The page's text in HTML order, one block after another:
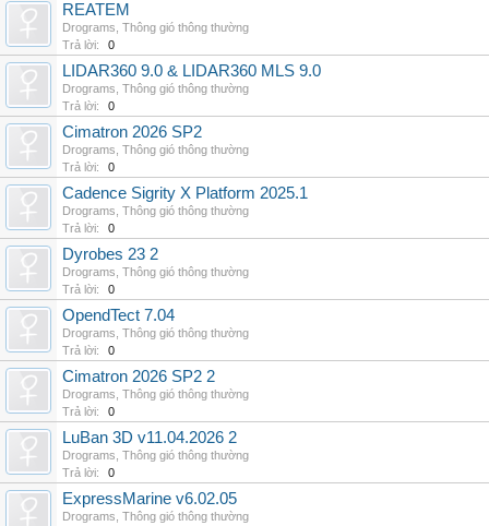
REATEM
Drograms Thông gió thông thường
Trả lời:
0
LIDAR360 9.0 & LIDAR360 MLS 9.0
Drograms Thông gió thông thường
Trả lời:
0
Cimatron 2026 SP2
Drograms Thông gió thông thường
Trả lời:
0
Cadence Sigrity X Platform 2025.1
Drograms Thông gió thông thường
Trả lời:
0
Dyrobes 23 2
Drograms Thông gió thông thường
Trả lời:
0
OpendTect 7.04
Drograms Thông gió thông thường
Trả lời:
0
Cimatron 2026 SP2 2
Drograms Thông gió thông thường
Trả lời:
0
LuBan 3D v11.04.2026 2
Drograms Thông gió thông thường
Trả lời:
0
ExpressMarine v6.02.05
Drograms Thông gió thông thường